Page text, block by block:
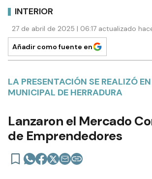
INTERIOR
27 de abril de 2025 | 06:17 actualizado
Añadir como fuente en
LA PRESENTACIÓN SE REALIZÓ
MUNICIPAL DE HERRADURA
Lanzaron el Mercado
de Emprendedores